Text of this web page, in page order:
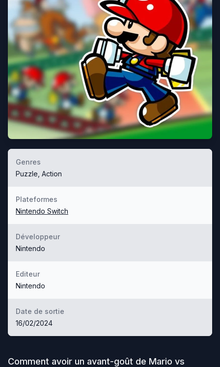
Genres
Puzzle, Action
Plateformes
Nintendo Switch
Développeur
Nintendo
Editeur
Nintendo
Date de sortie
16/02/2024
Comment avoir un avant-goût de Mario vs